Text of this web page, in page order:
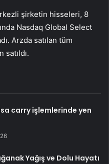
şirketin hisseleri, 8
Nasdaq Global Select
Arzda satılan tüm
carry işlemlerinde yen
Yağış ve Dolu Hayatı